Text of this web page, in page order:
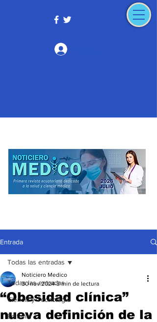
Entrada
Todas las entradas
Ciencia y Tecnología
Editorial
Todas las entradas
“Obesidad clínica”
nueva definición de la
Noticiero Medico
30 nov 2024 3 min de lectura